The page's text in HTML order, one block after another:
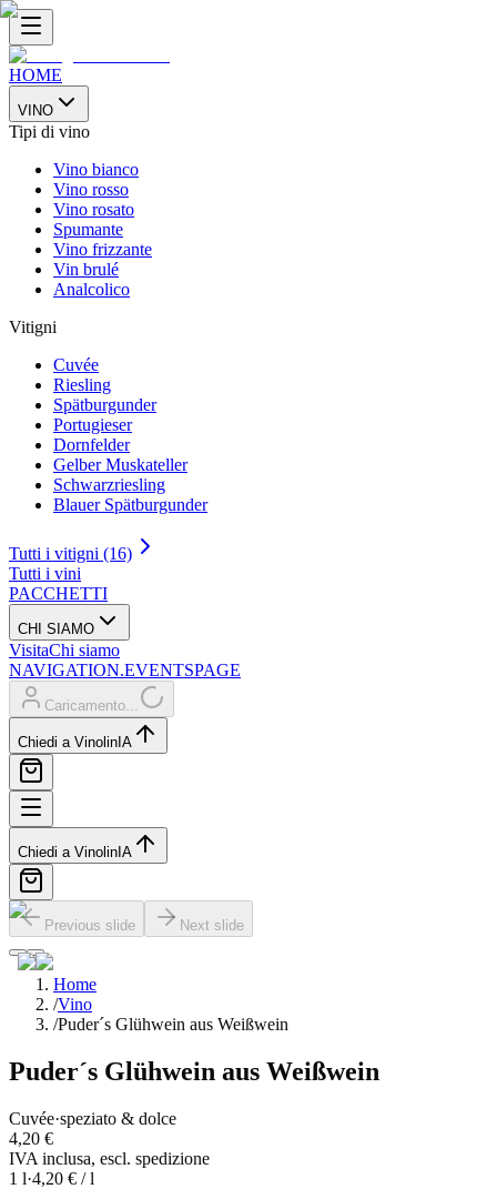
HOME
VINO
Tipi di vino
Vino bianco
Vino rosso
Vino rosato
Spumante
Vino frizzante
Vin brulé
Analcolico
Vitigni
Cuvée
Riesling
Spätburgunder
Portugieser
Dornfelder
Gelber Muskateller
Schwarzriesling
Blauer Spätburgunder
Tutti i vitigni (16)
Tutti i vini
PACCHETTI
CHI SIAMO
VisitaChi siamo
NAVIGATION.EVENTSPAGE
Caricamento...
Chiedi a Vinolin IA
Chiedi a Vinolin IA
Previous slide Next slide
Home
/Vino
/Puder´s Glühwein aus Weißwein
Puder´s Glühwein aus Weißwein
Cuvée·speziato & dolce
4,20 €
IVA inclusa, escl. spedizione
1 l·4,20 € / l